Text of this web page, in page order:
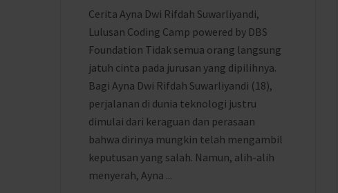
Cerita Ayna Dwi Rifdah Suwarliyandi,
Lulusan Coding Camp powered by DBS
Foundation Tidak semua orang langsung
jatuh cinta pada jurusan yang dipilihnya.
Bagi Ayna Dwi Rifdah Suwarliyandi (18),
perjalanan di dunia teknologi justru
dimulai dari keraguan dan perasaan
bahwa dirinya mungkin telah mengambil
keputusan yang salah. Namun, alih-alih
menyerah, Ayna ...